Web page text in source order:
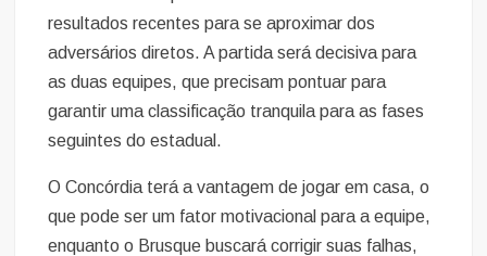
resultados recentes para se aproximar dos
adversários diretos. A partida será decisiva para
as duas equipes, que precisam pontuar para
garantir uma classificação tranquila para as fases
seguintes do estadual.
O Concórdia terá a vantagem de jogar em casa, o
que pode ser um fator motivacional para a equipe,
enquanto o Brusque buscará corrigir suas falhas,